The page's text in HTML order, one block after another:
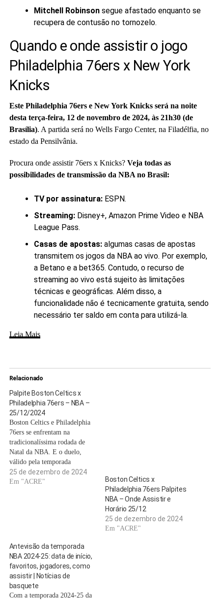
Mitchell Robinsonsegue afastado enquanto se
recupera de contusão no tornozelo.
Quando e onde assistir o jogo
Philadelphia 76ers x New York
Knicks
Este Philadelphia 76ers e New York Knicks será na noite
desta terça-feira, 12 de novembro de 2024, às 21h30 (de
Brasília). A partida será no Wells Fargo Center, na Filadélfia, no
estado da Pensilvânia.
Procura onde assistir 76ers x Knicks? Veja todas as
possibilidades de transmissão da NBA no Brasil:
TV por assinatura:ESPN.
Streaming:Disney+, Amazon Prime Video e NBA
League Pass.
Casas de apostas:algumas casas de apostas
transmitem os jogos da NBA ao vivo. Por exemplo,
a Betano e a bet365. Contudo, o recurso de
streaming ao vivo está sujeito às limitações
técnicas e geográficas. Além disso, a
funcionalidade não é tecnicamente gratuita, sendo
necessário ter saldo em conta para utilizá-la.
Leia Mais
Relacionado
Palpite Boston Celtics x
Philadelphia 76ers – NBA –
25/12/2024
Boston Celtics e Philadelphia
76ers se enfrentam na
tradicionalíssima rodada de
Natal da NBA. E o duelo,
válido pela temporada
2024/25, será às 19h (horário
de Brasília) deste dia 25 de
25 de dezembro de 2024
Em "ACRE"
Boston Celtics x
Philadelphia 76ers Palpites
NBA – Onde Assistir e
Horário 25/12
25 de dezembro de 2024
Em "ACRE"
Antevisão da temporada
NBA 2024-25: data de início,
favoritos, jogadores, como
assistir | Notícias de
basquete
Com a temporada 2024-25 da